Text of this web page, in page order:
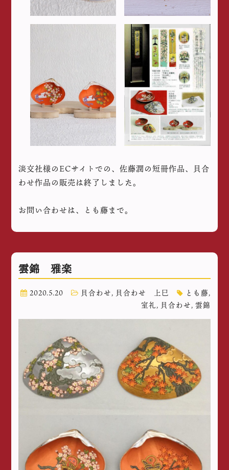
淡交社様のECサイトでの、佐藤潤の短冊作品、貝合
わせ作品の販売は終了しました。
お問い合わせは、とも藤まで。
雲錦 雅楽
2020.5.20 貝合わせ, 貝合わせ 上巳 とも藤,
室礼, 貝合わせ, 雲錦